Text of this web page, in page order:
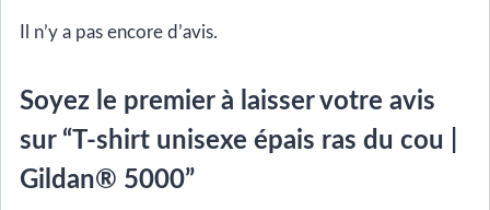
Il n’y a pas encore d’avis.
Soyez le premier à laisser votre avis
sur “T-shirt unisexe épais ras du cou |
Gildan® 5000”